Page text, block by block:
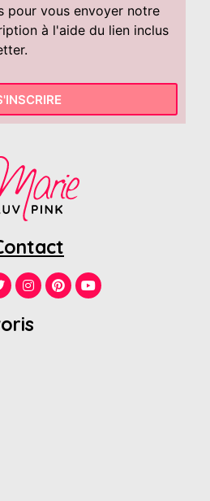
pour vous envoyer notre
à l'aide du lien inclus